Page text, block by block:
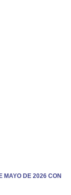
MAYO DE 2026 CON